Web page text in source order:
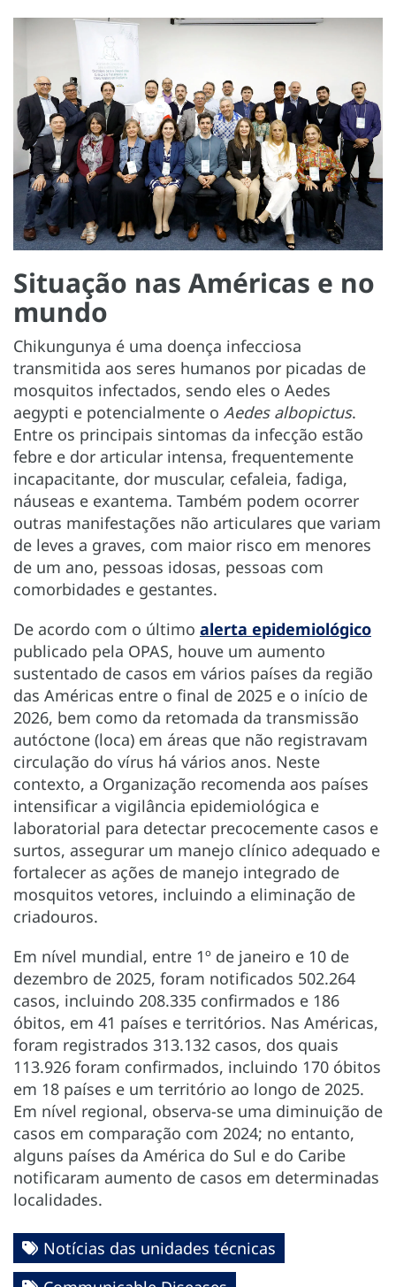
Situação nas Américas e no
mundo
Chikungunya é uma doença infecciosa
transmitida aos seres humanos por picadas de
mosquitos infectados, sendo eles o Aedes
aegypti e potencialmente o Aedes albopictus.
Entre os principais sintomas da infecção estão
febre e dor articular intensa, frequentemente
incapacitante, dor muscular, cefaleia, fadiga,
náuseas e exantema. Também podem ocorrer
outras manifestações não articulares que variam
de leves a graves, com maior risco em menores
de um ano, pessoas idosas, pessoas com
comorbidades e gestantes.
De acordo com o último alerta epidemiológico
publicado pela OPAS, houve um aumento
sustentado de casos em vários países da região
das Américas entre o final de 2025 e o início de
2026, bem como da retomada da transmissão
autóctone (loca) em áreas que não registravam
circulação do vírus há vários anos. Neste
contexto, a Organização recomenda aos países
intensificar a vigilância epidemiológica e
laboratorial para detectar precocemente casos e
surtos, assegurar um manejo clínico adequado e
fortalecer as ações de manejo integrado de
mosquitos vetores, incluindo a eliminação de
criadouros.
Em nível mundial, entre 1º de janeiro e 10 de
dezembro de 2025, foram notificados 502.264
casos, incluindo 208.335 confirmados e 186
óbitos, em 41 países e territórios. Nas Américas,
foram registrados 313.132 casos, dos quais
113.926 foram confirmados, incluindo 170 óbitos
em 18 países e um território ao longo de 2025.
Em nível regional, observa-se uma diminuição de
casos em comparação com 2024; no entanto,
alguns países da América do Sul e do Caribe
notificaram aumento de casos em determinadas
localidades.
Notícias das unidades técnicas